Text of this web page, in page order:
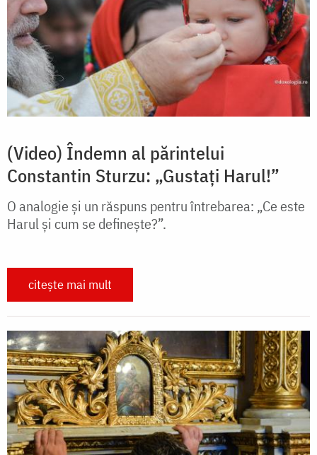
(Video) Îndemn al părintelui
Constantin Sturzu: „Gustați Harul!”
O analogie și un răspuns pentru întrebarea: „Ce este
Harul și cum se definește?”.
citește mai mult